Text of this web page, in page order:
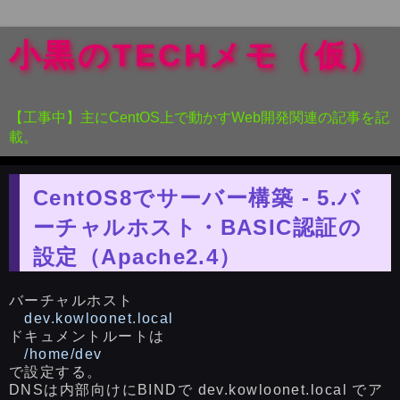
小黒のTECHメモ（仮）
【工事中】主にCentOS上で動かすWeb開発関連の記事を記
載。
CentOS8でサーバー構築 - 5.バ
ーチャルホスト・BASIC認証の
設定（Apache2.4）
バーチャルホスト
dev.kowloonet.local
ドキュメントルートは
/home/dev
で設定する。
DNSは内部向けにBINDで dev.kowloonet.local でア